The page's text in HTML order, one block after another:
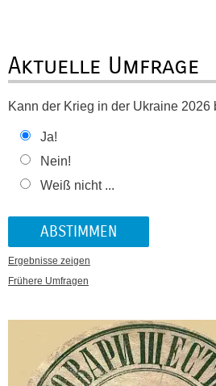
Aktuelle Umfrage
Kann der Krieg in der Ukraine 2026
Ja!
Nein!
Weiß nicht ...
Ergebnisse zeigen
Frühere Umfragen